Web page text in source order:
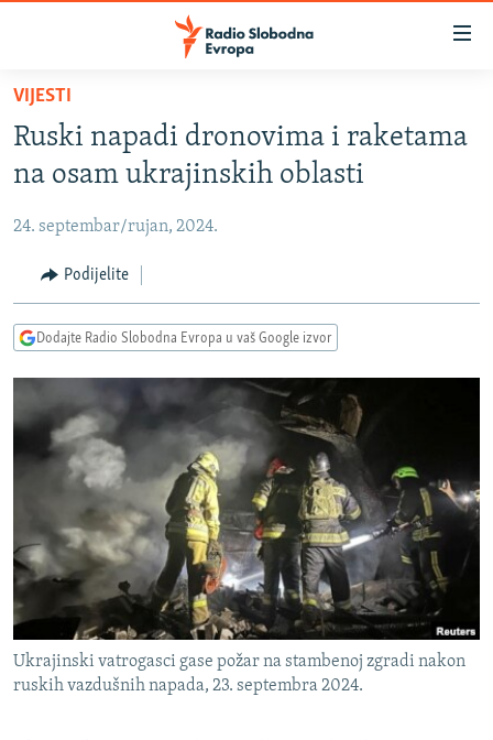
Pređite
glavni
sadržaj
na
navigaciju
Pređite
na
VIJESTI
BOSNA I HERCEGOVINA
KOSOVO
CRNA GORA
VIDEO
FOTOGALERIJE
INFOGRAFIKE
PODCASTI
RAT U UKRAJINI
KINA NA BALKANU
RSE PRIČE IZ SVIJETA
ISPRIČAJ MI
DNEVNO@RSE
SPECIJALI RSE
VIŠE OD NASLOVA
GENOCID U SREBRENICI
PRATITE NAS
VIJESTI
Ruski napadi dronovima i raketama
na osam ukrajinskih oblasti
24. septembar/rujan, 2024.
Podijelite
Dodajte Radio Slobodna Evropa u vaš Google izvor
Ukrajinski vatrogasci gase požar na stambenoj zgradi nakon
ruskih vazdušnih napada, 23. septembra 2024.